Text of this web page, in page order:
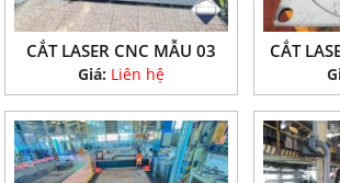
CẮT LASER CNC MẪU 03
Giá: Liên hệ
CẮT